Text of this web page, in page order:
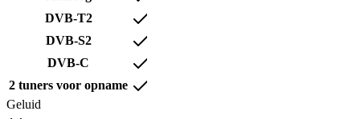
DVB-T2
DVB-S2
DVB-C
2 tuners voor opname
Geluid